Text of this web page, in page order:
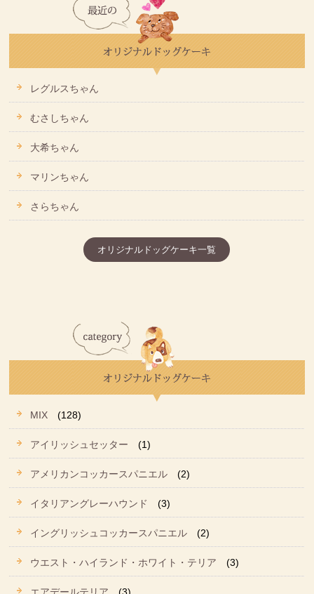
レグルスちゃん
むさしちゃん
大希ちゃん
マリンちゃん
さらちゃん
オリジナルドッグケーキ一覧
MIX (128)
アイリッシュセッター (1)
アメリカンコッカースパニエル (2)
イタリアングレーハウンド (3)
イングリッシュコッカースパニエル (2)
ウエスト・ハイランド・ホワイト・テリア (3)